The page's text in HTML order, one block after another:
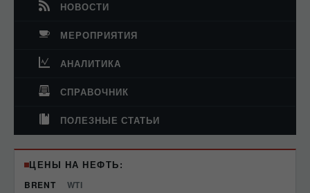
НОВОСТИ
МЕРОПРИЯТИЯ
АНАЛИТИКА
СПРАВОЧНИК
ПОЛЕЗНЫЕ СТАТЬИ
ЦЕНЫ НА НЕФТЬ:
BRENT
WTI